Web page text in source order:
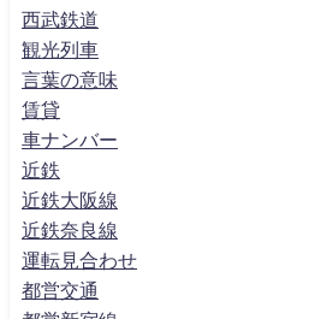
西武鉄道
観光列車
言葉の意味
賃貸
車ナンバー
近鉄
近鉄大阪線
近鉄奈良線
運転見合わせ
都営交通